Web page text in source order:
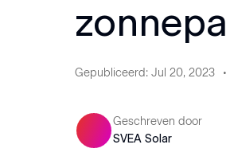
Gepubliceerd: Jul 20, 2023
Geschreven door
SVEA Solar